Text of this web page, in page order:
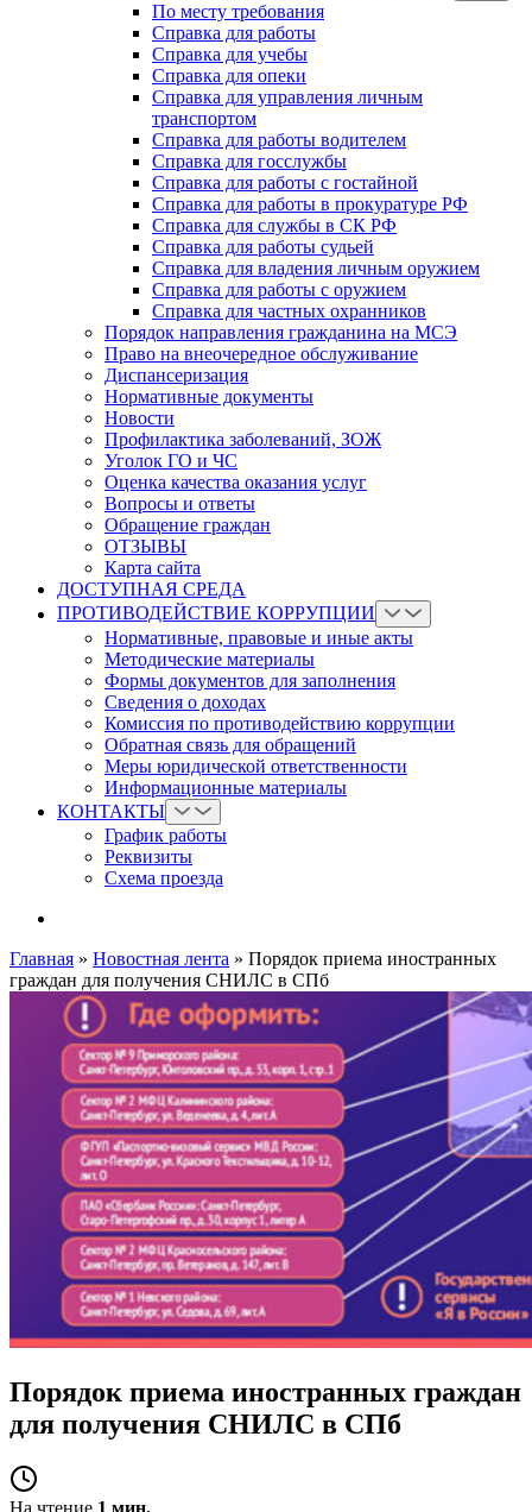
По месту требования
Справка для работы
Справка для учебы
Справка для опеки
Справка для управления личным
транспортом
Справка для работы водителем
Справка для госслужбы
Справка для работы с гостайной
Справка для работы в прокуратуре РФ
Справка для службы в СК РФ
Справка для работы судьей
Справка для владения личным оружием
Справка для работы с оружием
Справка для частных охранников
Порядок направления гражданина на МСЭ
Право на внеочередное обслуживание
Диспансеризация
Нормативные документы
Новости
Профилактика заболеваний, ЗОЖ
Уголок ГО и ЧС
Оценка качества оказания услуг
Вопросы и ответы
Обращение граждан
ОТЗЫВЫ
Карта сайта
ДОСТУПНАЯ СРЕДА
ПРОТИВОДЕЙСТВИЕ КОРРУПЦИИ
Нормативные, правовые и иные акты
Методические материалы
Формы документов для заполнения
Сведения о доходах
Комиссия по противодействию коррупции
Обратная связь для обращений
Меры юридической ответственности
Информационные материалы
КОНТАКТЫ
График работы
Реквизиты
Схема проезда
Главная » Новостная лента » Порядок приема иностранных
граждан для получения СНИЛС в СПб
Порядок приема иностранных граждан
для получения СНИЛС в СПб
На чтение 1 мин.